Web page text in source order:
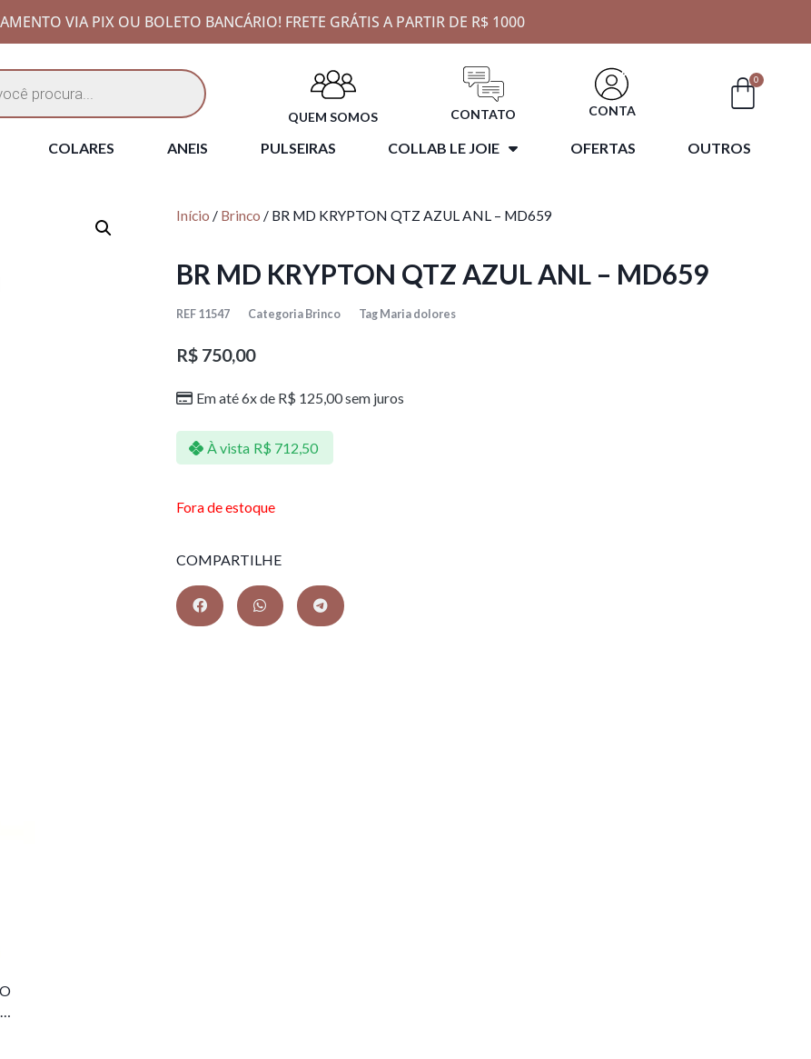
VIA PIX OU BOLETO BANCÁRIO! FRETE GRÁTIS A PARTIR DE R$ 1000
QUEM SOMOS CONTATO CONTA
0
COLARES ANEIS PULSEIRAS COLLAB LE JOIE OFERTAS OUTROS
Início / Brinco / BR MD KRYPTON QTZ AZUL ANL – MD659
BR MD KRYPTON QTZ AZUL ANL – MD659
REF 11547 Categoria Brinco Tag Maria dolores
R$ 750,00
Em até 6x de R$ 125,00sem juros
À vista R$ 712,50
Fora de estoque
COMPARTILHE